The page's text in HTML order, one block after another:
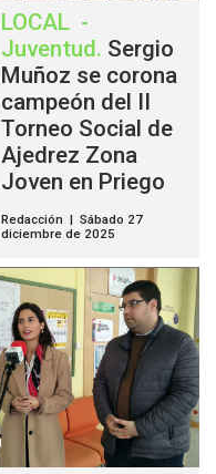
LOCAL -
Juventud. Sergio
Muñoz se corona
campeón del II
Torneo Social de
Ajedrez Zona
Joven en Priego
Redacción | Sábado 27
diciembre de 2025